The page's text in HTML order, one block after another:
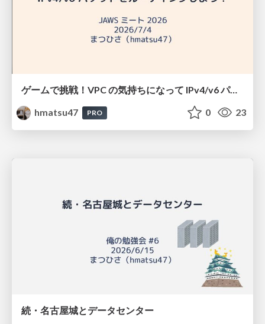
ゲームで挑戦！VPC の気持ちになって IPv4/v6 パケットをルーティングしよう！
hmatsu47
PRO 0 23
続・名古屋城とデータセンター